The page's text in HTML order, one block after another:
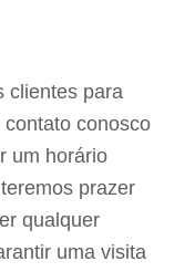
clientes para
conosco
um horário
prazer
qualquer
uma visita